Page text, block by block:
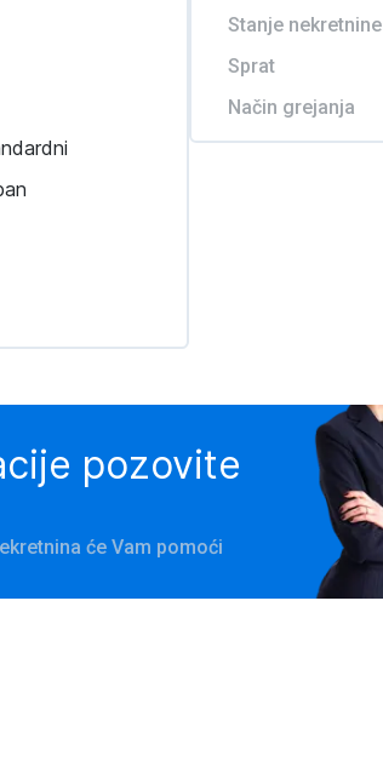
Stanje nekretnine
Sprat
Način grejanja
pozovite
će Vam pomoći